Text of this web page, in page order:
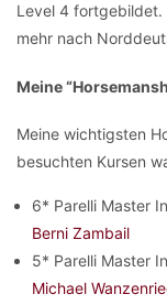
Level 4 fortgebildet.
mehr nach
Meine
Meine wichtigsten
besuchten Kursen
6* Parelli Master
Berni Zambail
5* Parelli Master
Michael